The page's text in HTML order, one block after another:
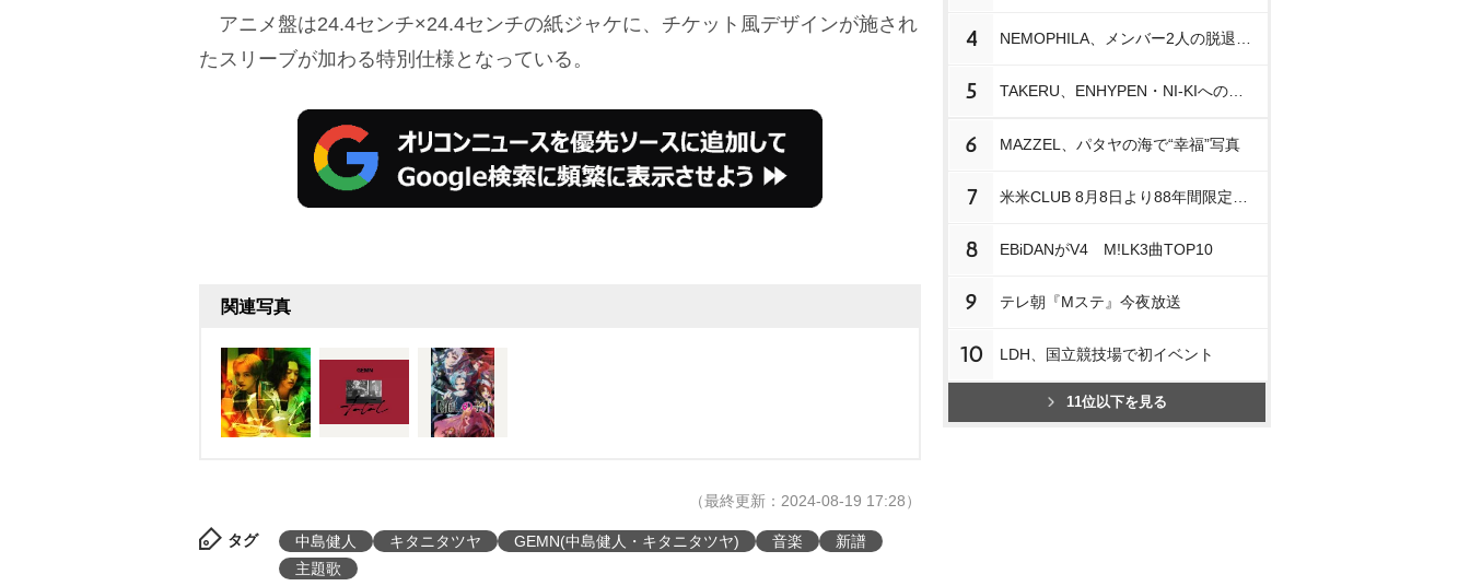
アニメ盤は24.4センチ×24.4センチの紙ジャケに、チケット風デザインが施され
たスリーブが加わる特別仕様となっている。
関連写真
（最終更新：2024-08-19 17:28）
タグ 中島健人 キタニタツヤ GEMN(中島健人・キタニタツヤ) 音楽
新譜
主題歌
4
5
6 MAZZEL、パタヤの海で“幸福”写真
7
8 EBiDANがV4 M!LK3曲TOP10
9 テレ朝『Mステ』今夜放送
10 LDH、国立競技場で初イベント
11位以下を見る